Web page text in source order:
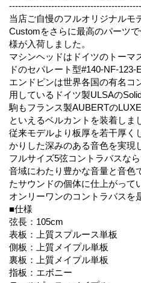
当店ご自慢のフルオリジナルモ
Customをさらに最高のパーツ
様が入荷しました。
マシンヘッドはドイツのトーマ
ドのセパレート型#140-NF-123-
エンドピンは世界各国の有名コ
用しているドイツ製ULSAの
駒もフランス製AUBERTの
といえるベルカントを装着しま
従来モデルより板厚を若干厚く
かりした深みのある音色を実現
フルサイズ5弦コントラバスな
音域にわたり豊かな音量と音色
たサウンドの個体に仕上がって
オンリーワンのコントラバスを
■仕様
弦長：105cm
表板：上質スプルース単板
側板：上質メイプル単板
裏板：上質メイプル単板
指板：エボニー